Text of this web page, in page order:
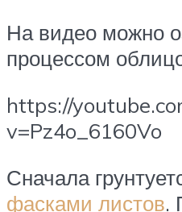
На видео можно
процессом
https://
v=Pz4o_6160Vo
Сначала
фасками листов.